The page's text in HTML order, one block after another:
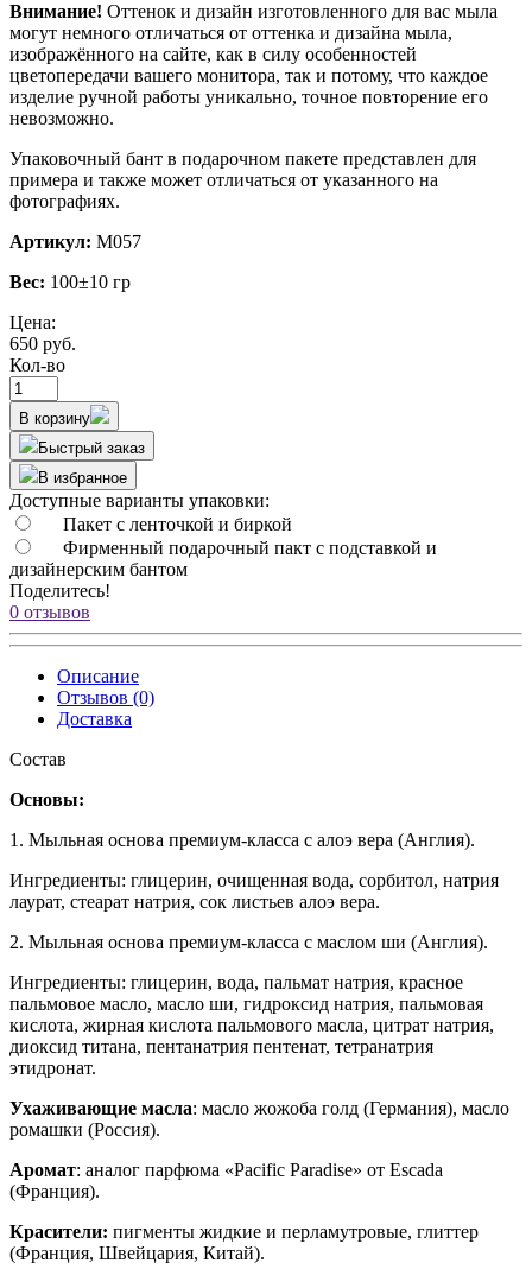
Внимание! Оттенок и дизайн изготовленного для вас мыла
могут немного отличаться от оттенка и дизайна мыла,
изображённого на сайте, как в силу особенностей
цветопередачи вашего монитора, так и потому, что каждое
изделие ручной работы уникально, точное повторение его
невозможно.
Упаковочный бант в подарочном пакете представлен для
примера и также может отличаться от указанного на
фотографиях.
Артикул: М057
Вес: 100±10 гр
Цена:
650 руб.
Кол-во
В корзину
Быстрый заказ
В избранное
Доступные варианты упаковки:
Пакет с ленточкой и биркой
Фирменный подарочный пакт с подставкой и
дизайнерским бантом
Поделитесь!
0 отзывов
Описание
Отзывов (0)
Доставка
Состав
Основы:
1. Мыльная основа премиум-класса с алоэ вера (Англия).
Ингредиенты: глицерин, очищенная вода, сорбитол, натрия
лаурат, стеарат натрия, сок листьев алоэ вера.
2. Мыльная основа премиум-класса с маслом ши (Англия).
Ингредиенты: глицерин, вода, пальмат натрия, красное
пальмовое масло, масло ши, гидроксид натрия, пальмовая
кислота, жирная кислота пальмового масла, цитрат натрия,
диоксид титана, пентанатрия пентенат, тетранатрия
этидронат.
Ухаживающие масла: масло жожоба голд (Германия), масло
ромашки (Россия).
Аромат: аналог парфюма «Pacific Paradise» от Escada
(Франция).
Красители: пигменты жидкие и перламутровые, глиттер
(Франция, Швейцария, Китай).